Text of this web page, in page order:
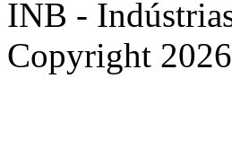
INB -
Copyright